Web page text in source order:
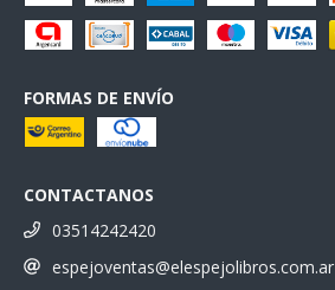
FORMAS DE ENVÍO
CONTACTANOS
03514242420
espejoventas@elespejolibros.com.ar